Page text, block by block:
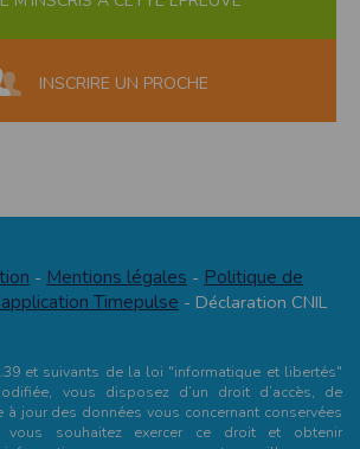
INSCRIRE UN PROCHE
- Mentions légales - Politique de
Timepulse - Déclaration CNIL
et suivants de la loi "informatique et libertés"
vous disposez d’un droit d’accès, de
à jour des données vous concernant conservées
vous souhaitez exercer ce droit et obtenir